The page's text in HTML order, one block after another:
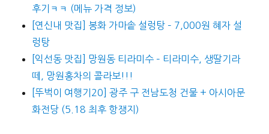
후기ㅋㅋ (메뉴 가격 정보)
[연신내 맛집] 봉화 가마솥 설렁탕 – 7,000원 혜자 설
렁탕
[익선동 맛집] 망원동 티라미수 – 티라미수, 생딸기라
떼, 망원홍차의 콜라보!!!
[뚜벅이 여행기20] 광주 구 전남도청 건물 + 아시아문
화전당 (5.18 최후 항쟁지)